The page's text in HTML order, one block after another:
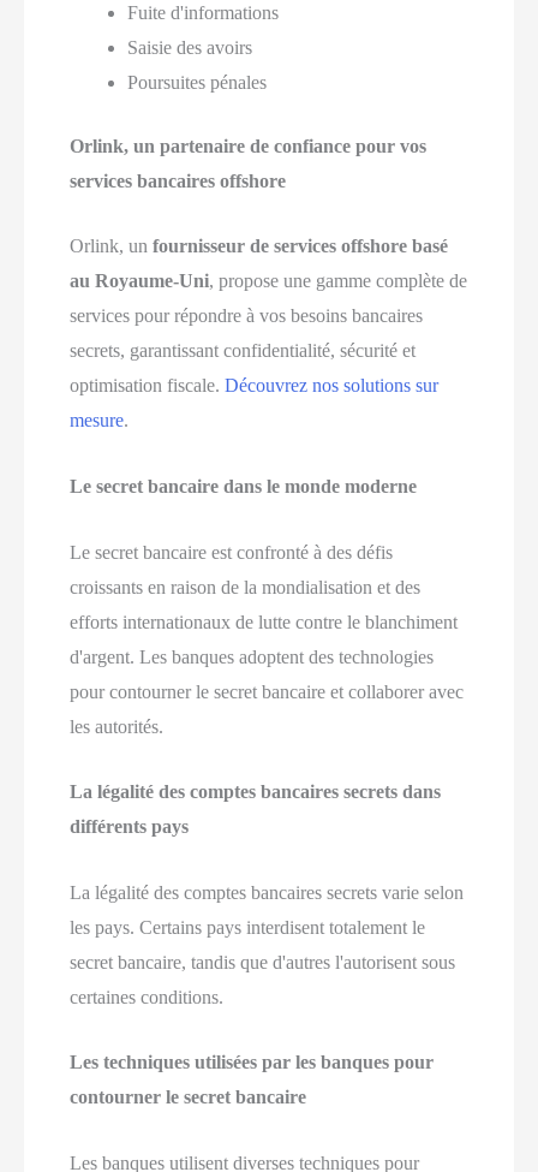
Fuite d'informations
Saisie des avoirs
Poursuites pénales
Orlink, un partenaire de confiance pour vos
services bancaires offshore
Orlink, unfournisseur de services offshore basé
au Royaume-Uni, propose une gamme complète de
services pour répondre à vos besoins bancaires
secrets, garantissant confidentialité, sécurité et
optimisation fiscale.Découvrez nos solutions sur
mesure.
Le secret bancaire dans le monde moderne
Le secret bancaire est confronté à des défis
croissants en raison de la mondialisation et des
efforts internationaux de lutte contre le blanchiment
d'argent. Les banques adoptent des technologies
pour contourner le secret bancaire et collaborer avec
les autorités.
La légalité des comptes bancaires secrets dans
différents pays
La légalité des comptes bancaires secrets varie selon
les pays. Certains pays interdisent totalement le
secret bancaire, tandis que d'autres l'autorisent sous
certaines conditions.
Les techniques utilisées par les banques pour
contourner le secret bancaire
Les banques utilisent diverses techniques pour